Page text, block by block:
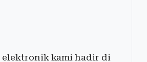
elektronik kami hadir di